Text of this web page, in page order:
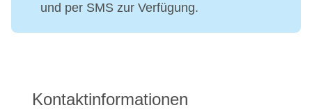
und per SMS zur Verfügung.
Kontaktinformationen